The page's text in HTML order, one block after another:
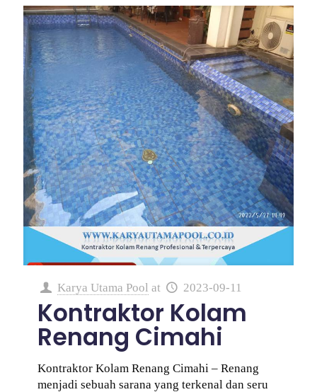
Karya Utama Pool at 2023-09-11
Kontraktor Kolam
Renang Cimahi
Kontraktor Kolam Renang Cimahi – Renang
menjadi sebuah sarana yang terkenal dan seru